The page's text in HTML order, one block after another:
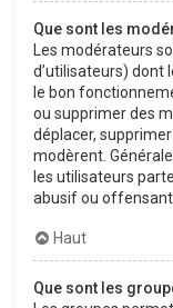
Que sont les
Les modérateurs
d’utilisateurs) dont
le bon
ou supprimer des
déplacer,
modèrent.
les utilisateurs
abusif ou offensant.
Haut
Que sont les